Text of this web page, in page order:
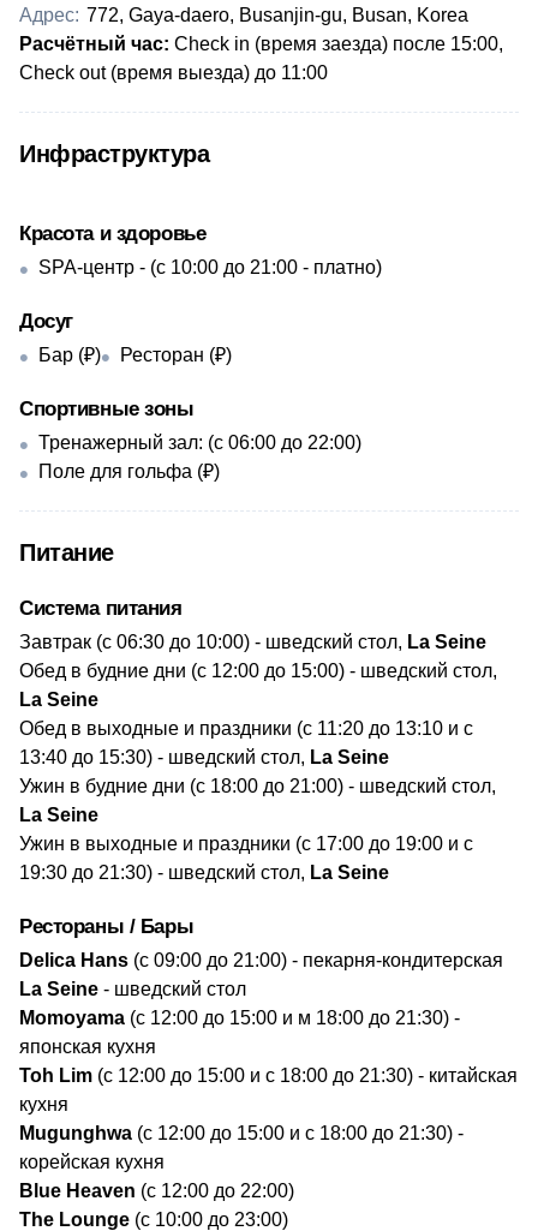
Адрес: 772, Gaya-daero, Busanjin-gu, Busan, Korea
​​Расчётный час: Check in (время заезда) после 15:00,
Check out (время выезда) до 11:00
Инфраструктура
Красота и здоровье
SPA-центр - ​(с 10:00 до 21:00 - платно)
Досуг
Бар (₽) Ресторан (₽)
Спортивные зоны
Тренажерный зал: (с 06:00 до 22:00)
Поле для гольфа (₽)
Питание
Система питания
​Завтрак (с 06:30 до 10:00) - шведский стол, La Seine
Обед в будние дни (с 12:00 до 15:00) - шведский стол,
La Seine
Обед в выходные и праздники (с 11:20 до 13:10 и с
13:40 до 15:30) - шведский стол, La Seine
Ужин в будние дни (с 18:00 до 21:00) - шведский стол,
La Seine
Ужин в выходные и праздники (с 17:00 до 19:00 и с
19:30 до 21:30) - шведский стол, La Seine
Рестораны / Бары
​Delica Hans (с 09:00 до 21:00) - пекарня-кондитерская
La Seine - шведский стол
Momoyama (с 12:00 до 15:00 и м 18:00 до 21:30) -
японская кухня
Toh Lim (с 12:00 до 15:00 и с 18:00 до 21:30) - китайская
кухня
Mugunghwa (с 12:00 до 15:00 и с 18:00 до 21:30) -
корейская кухня
Blue Heaven (с 12:00 до 22:00)
​The Lounge (с 10:00 до 23:00)